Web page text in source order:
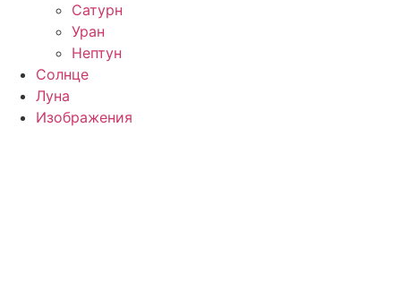
Сатурн
Уран
Нептун
Солнце
Луна
Изображения